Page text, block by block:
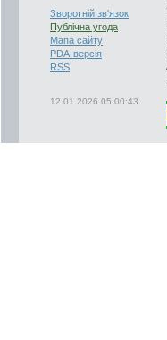
Зворотній зв'язок
Публічна угода
Мапа сайту
PDA-версія
RSS
12.01.2026 05:00:43